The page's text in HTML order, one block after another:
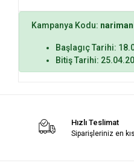
Kampanya Kodu:
Başlagıç Tarihi:
Bitiş Tarihi:
Hızlı Teslimat
Siparişleriniz en